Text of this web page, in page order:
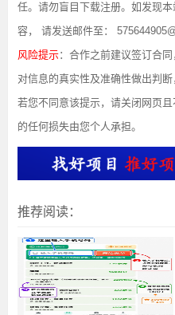
任。请勿盲目下载注册。如发现
容， 请发送邮件至：
风险提示：合作之前建议签订合
对信息的真实性及准确性做出判
若您不同意该提示，请关闭网页
的任何损失由您个人承担。
推荐阅读：